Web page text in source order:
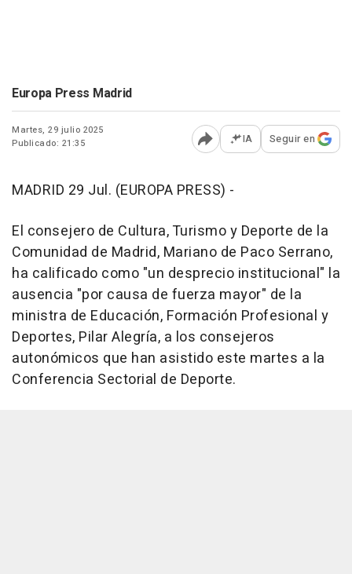
Europa Press Madrid
Martes, 29 julio 2025
Publicado: 21:35
Abrir opciones para
IA Seguir en
MADRID 29 Jul. (EUROPA PRESS) -
El consejero de Cultura, Turismo y Deporte de la
Comunidad de Madrid, Mariano de Paco Serrano,
ha calificado como "un desprecio institucional" la
ausencia "por causa de fuerza mayor" de la
ministra de Educación, Formación Profesional y
Deportes, Pilar Alegría, a los consejeros
autonómicos que han asistido este martes a la
Conferencia Sectorial de Deporte.